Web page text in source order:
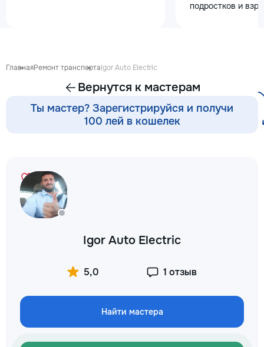
подростков и
преподаватели
английскому
языку,
экзаменам и
✔ Обучение
ГлавнаяРемонт транспортаIgor Auto Electric
Вернутся к мастерам
Ты мастер? Зарегистрируйся и получи
100 лей в кошелек
Igor Auto Electric
5,0 1 отзыв
Найти мастера